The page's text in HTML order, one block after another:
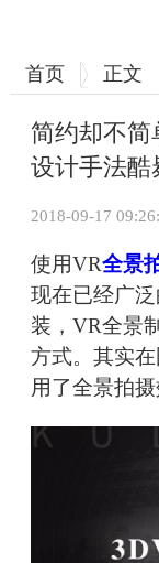
首页 正文
简约却不简
设计手法酷
2018-09-17
使用VR全景
现在已经广
装，VR全景
方式。其实
用了全景拍摄